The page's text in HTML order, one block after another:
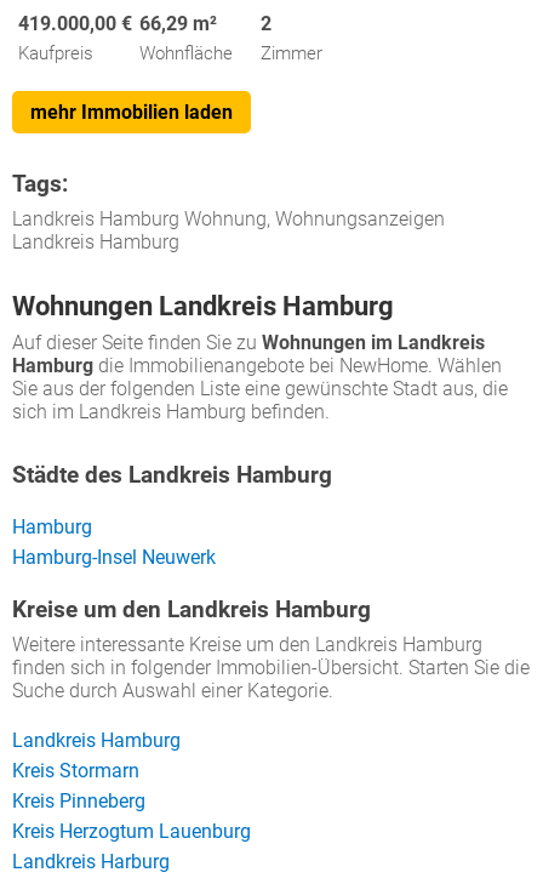
419.000,00 €
Kaufpreis
66,29 m²
Wohnfläche
2
Zimmer
mehr Immobilien laden
Tags:
Landkreis Hamburg Wohnung, Wohnungsanzeigen
Landkreis Hamburg
Wohnungen Landkreis Hamburg
Auf dieser Seite finden Sie zu Wohnungen im Landkreis
Hamburg die Immobilienangebote bei NewHome. Wählen
Sie aus der folgenden Liste eine gewünschte Stadt aus, die
sich im Landkreis Hamburg befinden.
Städte des Landkreis Hamburg
Hamburg
Hamburg-Insel Neuwerk
Kreise um den Landkreis Hamburg
Weitere interessante Kreise um den Landkreis Hamburg
finden sich in folgender Immobilien-Übersicht. Starten Sie die
Suche durch Auswahl einer Kategorie.
Landkreis Hamburg
Kreis Stormarn
Kreis Pinneberg
Kreis Herzogtum Lauenburg
Landkreis Harburg